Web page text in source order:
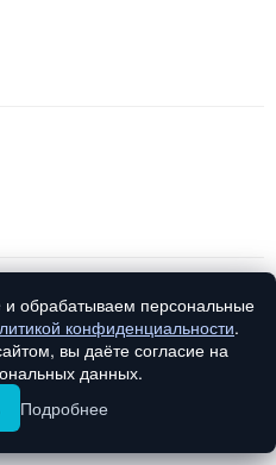
защищены.
обрабатываем персональные
конфиденциальности.
вы даёте согласие на
данных.
Подробнее